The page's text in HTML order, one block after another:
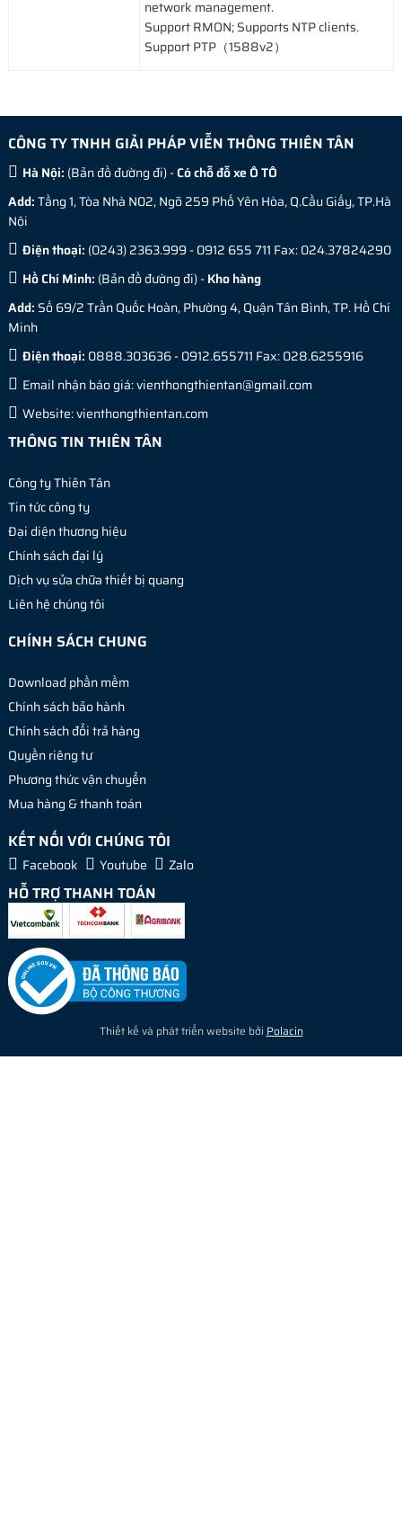
network management.
Support RMON; Supports NTP clients.
Support PTP（1588v2）
CÔNG TY TNHH GIẢI PHÁP VIỄN THÔNG THIÊN TÂN
Hà Nội: (Bản đồ đường đi) -Có chỗ đỗ xe Ô TÔ
Add:Tầng 1, Tòa Nhà N02, Ngõ 259 Phố Yên Hòa, Q.Cầu Giấy, TP.Hà
Nội
Điện thoại: (0243) 2363.999 - 0912 655 711 Fax: 024.37824290
Hồ Chí Minh: (Bản đồ đường đi) -Kho hàng
Add: Số 69/2 Trần Quốc Hoàn, Phường 4, Quận Tân Bình, TP. Hồ Chí
Minh
Điện thoại: 0888.303636 - 0912.655711 Fax: 028.6255916
Email nhận báo giá:vienthongthientan@gmail.com
Website:vienthongthientan.com
THÔNG TIN THIÊN TÂN
Công ty Thiên Tân
Tin tức công ty
Đại diện thương hiệu
Chính sách đại lý
Dịch vụ sửa chữa thiết bị quang
Liên hệ chúng tôi
CHÍNH SÁCH CHUNG
Download phần mềm
Chính sách bảo hành
Chính sách đổi trả hàng
Quyền riêng tư
Phương thức vận chuyển
Mua hàng & thanh toán
KẾT NỐI VỚI CHÚNG TÔI
Facebook Youtube Zalo
HỖ TRỢ THANH TOÁN
Thiết kế và phát triển website bởi Polacin